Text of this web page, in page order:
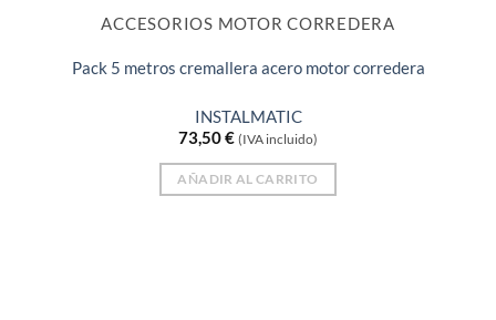
ACCESORIOS MOTOR CORREDERA
Pack 5 metros cremallera acero motor corredera
INSTALMATIC
73,50€ (IVA incluido)
AÑADIR AL CARRITO